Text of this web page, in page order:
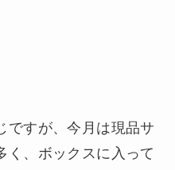
ですが、今月は現品サ
く、ボックスに入って